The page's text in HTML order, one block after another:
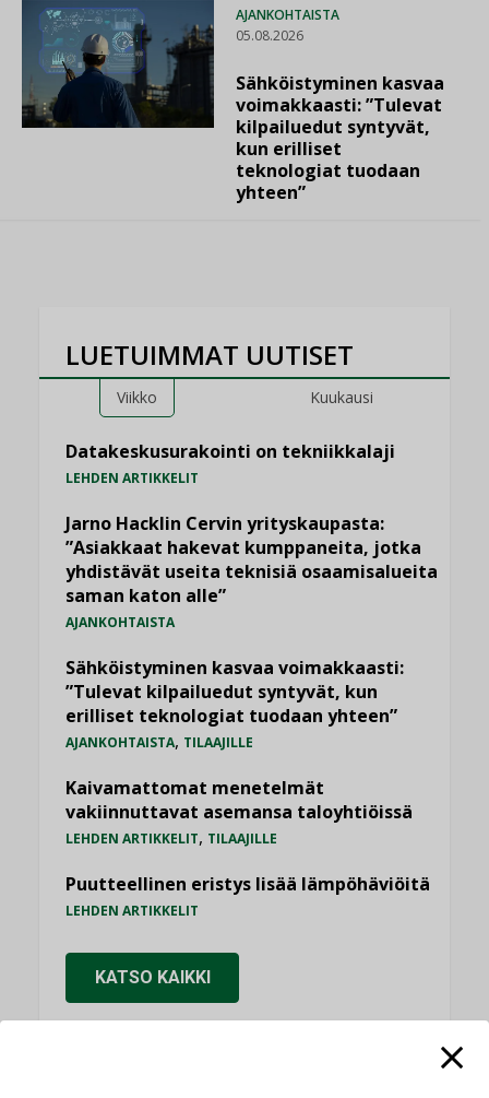
AJANKOHTAISTA
05.08.2026
Sähköistyminen kasvaa
voimakkaasti: ”Tulevat
kilpailuedut syntyvät,
kun erilliset
teknologiat tuodaan
yhteen”
LUETUIMMAT UUTISET
Viikko Kuukausi
Datakeskusurakointi on tekniikkalaji
LEHDEN ARTIKKELIT
Jarno Hacklin Cervin yrityskaupasta:
”Asiakkaat hakevat kumppaneita, jotka
yhdistävät useita teknisiä osaamisalueita
saman katon alle”
AJANKOHTAISTA
Sähköistyminen kasvaa voimakkaasti:
”Tulevat kilpailuedut syntyvät, kun
erilliset teknologiat tuodaan yhteen”
AJANKOHTAISTA, TILAAJILLE
Kaivamattomat menetelmät
vakiinnuttavat asemansa taloyhtiöissä
LEHDEN ARTIKKELIT, TILAAJILLE
Puutteellinen eristys lisää lämpöhäviöitä
LEHDEN ARTIKKELIT
KATSO KAIKKI